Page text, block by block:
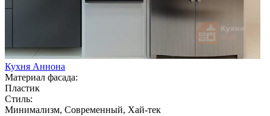
Кухня Аннона
Материал фасада:
Пластик
Стиль:
Минимализм, Современный, Хай-тек